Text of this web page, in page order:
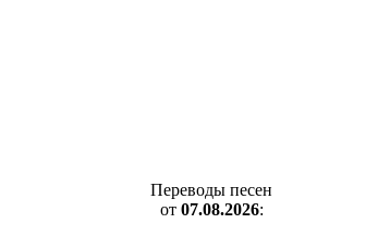
Переводы песен
от 07.08.2026: